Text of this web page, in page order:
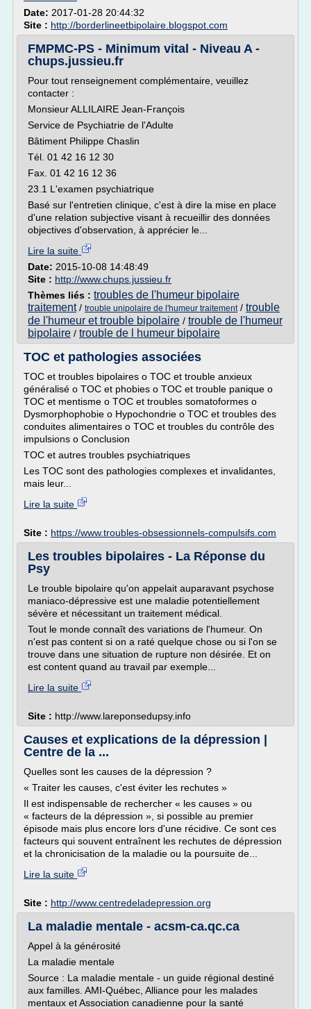
Date: 2017-01-28 20:44:32
Site : http://borderlineetbipolaire.blogspot.com
FMPMC-PS - Minimum vital - Niveau A -
chups.jussieu.fr
Pour tout renseignement complémentaire, veuillez
contacter :
Monsieur ALLILAIRE Jean-François
Service de Psychiatrie de l'Adulte
Bâtiment Philippe Chaslin
Tél. 01 42 16 12 30
Fax. 01 42 16 12 36
23.1 L'examen psychiatrique
Basé sur l'entretien clinique, c'est à dire la mise en place
d'une relation subjective visant à recueillir des données
objectives d'observation, à apprécier le...
Lire la suite
Date: 2015-10-08 14:48:49
Site : http://www.chups.jussieu.fr
Thèmes liés : troubles de l'humeur bipolaire
traitement/ trouble unipolaire de l'humeur traitement/ trouble
de l'humeur et trouble bipolaire / trouble de l'humeur
bipolaire / trouble de l humeur bipolaire
TOC et pathologies associées
TOC et troubles bipolaires o TOC et trouble anxieux
généralisé o TOC et phobies o TOC et trouble panique o
TOC et mentisme o TOC et troubles somatoformes o
Dysmorphophobie o Hypochondrie o TOC et troubles des
conduites alimentaires o TOC et troubles du contrôle des
impulsions o Conclusion
TOC et autres troubles psychiatriques
Les TOC sont des pathologies complexes et invalidantes,
mais leur...
Lire la suite
Site : https://www.troubles-obsessionnels-compulsifs.com
Les troubles bipolaires - La Réponse du
Psy
Le trouble bipolaire qu'on appelait auparavant psychose
maniaco-dépressive est une maladie potentiellement
sévère et nécessitant un traitement médical.
Tout le monde connaît des variations de l'humeur. On
n'est pas content si on a raté quelque chose ou si l'on se
trouve dans une situation de rupture non désirée. Et on
est content quand au travail par exemple...
Lire la suite
Site : http://www.lareponsedupsy.info
Causes et explications de la dépression |
Centre de la ...
Quelles sont les causes de la dépression ?
« Traiter les causes, c'est éviter les rechutes »
Il est indispensable de rechercher « les causes » ou
« facteurs de la dépression », si possible au premier
épisode mais plus encore lors d'une récidive. Ce sont ces
facteurs qui souvent entraînent les rechutes de dépression
et la chronicisation de la maladie ou la poursuite de...
Lire la suite
Site : http://www.centredeladepression.org
La maladie mentale - acsm-ca.qc.ca
Appel à la générosité
La maladie mentale
Source : La maladie mentale - un guide régional destiné
aux familles. AMI-Québec, Alliance pour les malades
mentaux et Association canadienne pour la santé